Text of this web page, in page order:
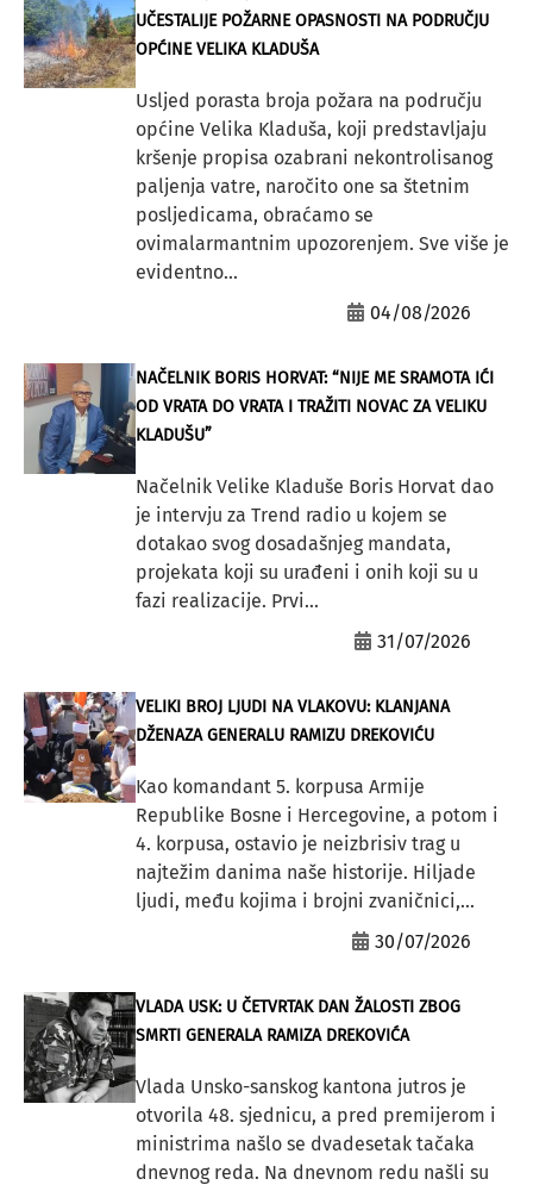
UČESTALIJE POŽARNE OPASNOSTI NA PODRUČJU
OPĆINE VELIKA KLADUŠA
Usljed porasta broja požara na području
općine Velika Kladuša, koji predstavljaju
kršenje propisa ozabrani nekontrolisanog
paljenja vatre, naročito one sa štetnim
posljedicama, obraćamo se
ovimalarmantnim upozorenjem. Sve više je
evidentno...
04/08/2026
NAČELNIK BORIS HORVAT: “NIJE ME SRAMOTA IĆI
OD VRATA DO VRATA I TRAŽITI NOVAC ZA VELIKU
KLADUŠU”
Načelnik Velike Kladuše Boris Horvat dao
je intervju za Trend radio u kojem se
dotakao svog dosadašnjeg mandata,
projekata koji su urađeni i onih koji su u
fazi realizacije. Prvi...
31/07/2026
VELIKI BROJ LJUDI NA VLAKOVU: KLANJANA
DŽENAZA GENERALU RAMIZU DREKOVIĆU
Kao komandant 5. korpusa Armije
Republike Bosne i Hercegovine, a potom i
4. korpusa, ostavio je neizbrisiv trag u
najtežim danima naše historije. Hiljade
ljudi, među kojima i brojni zvaničnici,...
30/07/2026
VLADA USK: U ČETVRTAK DAN ŽALOSTI ZBOG
SMRTI GENERALA RAMIZA DREKOVIĆA
Vlada Unsko-sanskog kantona jutros je
otvorila 48. sjednicu, a pred premijerom i
ministrima našlo se dvadesetak tačaka
dnevnog reda. Na dnevnom redu našli su